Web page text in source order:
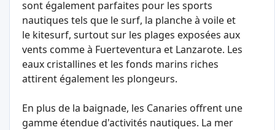
sont également parfaites pour les sports
nautiques tels que le surf, la planche à voile et
le kitesurf, surtout sur les plages exposées aux
vents comme à Fuerteventura et Lanzarote. Les
eaux cristallines et les fonds marins riches
attirent également les plongeurs.
En plus de la baignade, les Canaries offrent une
gamme étendue d'activités nautiques. La mer